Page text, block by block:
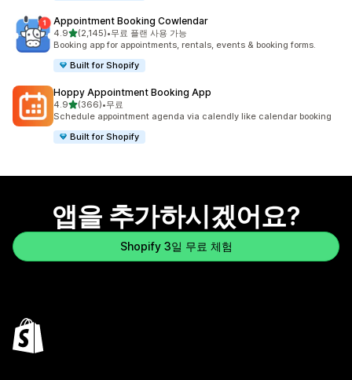
Appointment Booking Cowlendar
4.9별 5개 중
(2,145)
총 리뷰 2145개
•무료 플랜 사용 가능
Booking app for appointments, rentals, events & booking forms.
Built for Shopify
Hoppy Appointment Booking App
4.9별 5개 중
(366)
총 리뷰 366개
•무료
Schedule appointment agenda via calendly like calendar booking
Built for Shopify
앱을 추가하시겠어요?
Shopify 3일 무료 체험